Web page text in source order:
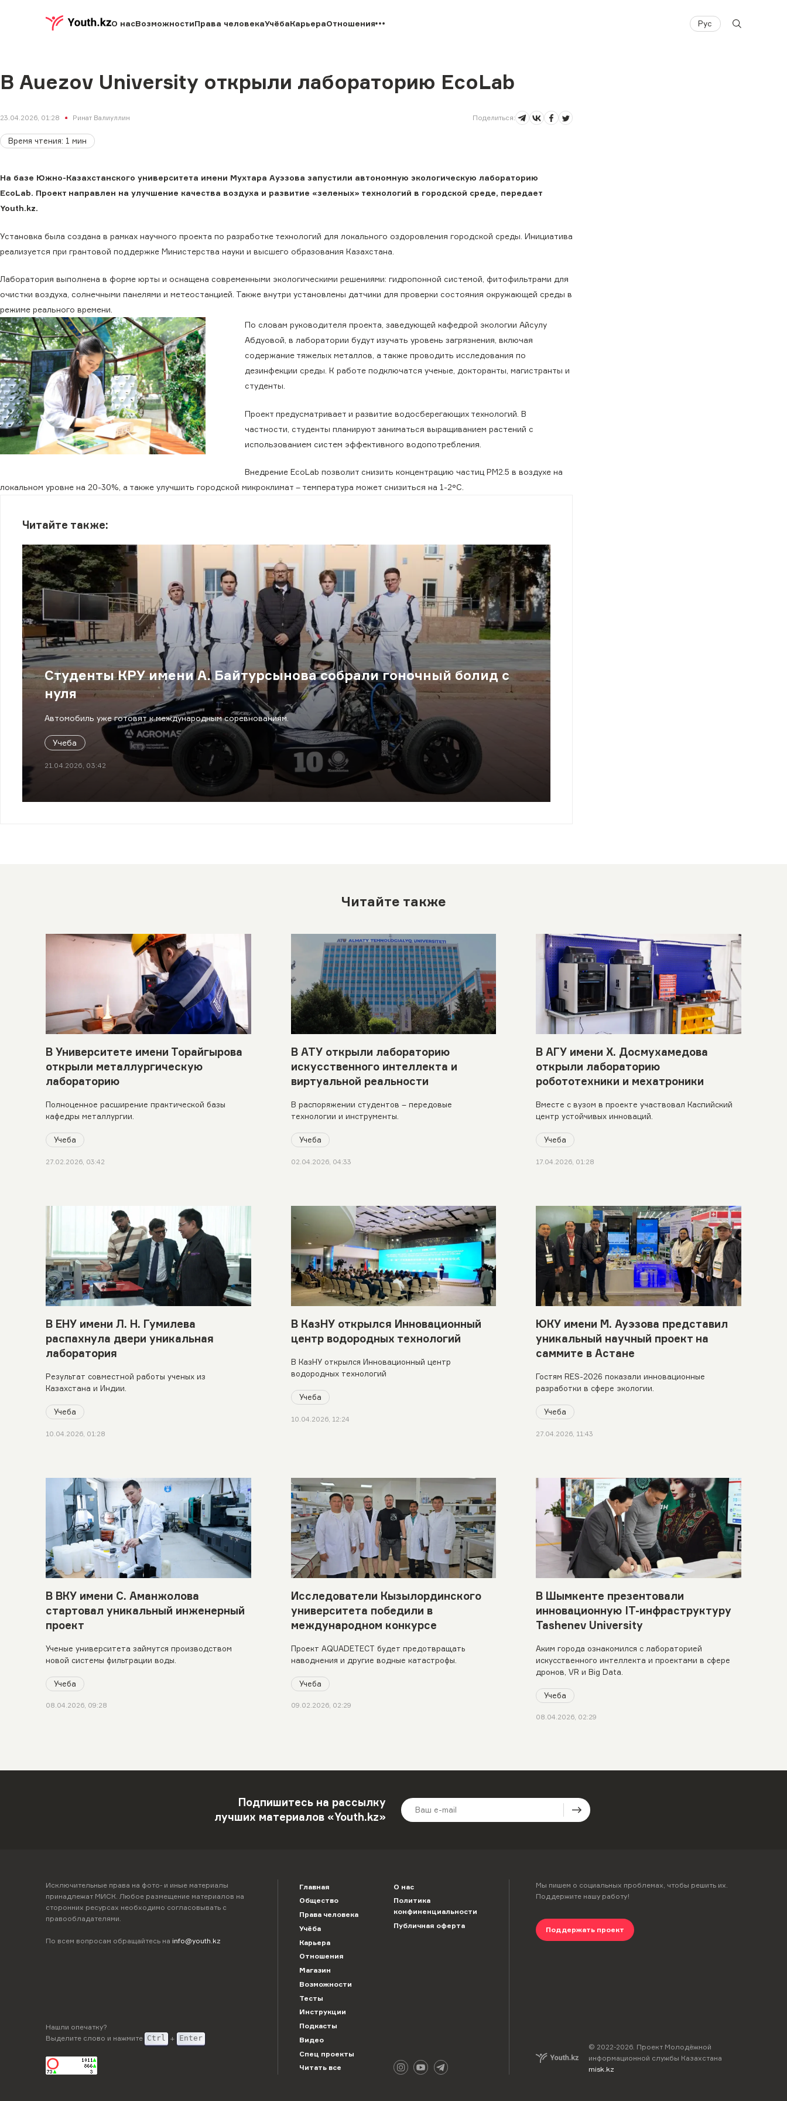
О насВозможностиПрава человекаУчёбаКарьераОтношения Рус
В Auezov University открыли лабораторию EcoLab
23.04.2026, 01:28 Ринат Валиуллин Поделиться:
Время чтения: 1 мин
На базе Южно-Казахстанского университета имени Мухтара Ауэзова запустили автономную экологическую лабораторию
EcoLab. Проект направлен на улучшение качества воздуха и развитие «зеленых» технологий в городской среде, передает
Youth.kz.
Установка была создана в рамках научного проекта по разработке технологий для локального оздоровления городской среды. Инициатива
реализуется при грантовой поддержке Министерства науки и высшего образования Казахстана.
Лаборатория выполнена в форме юрты и оснащена современными экологическими решениями: гидропонной системой, фитофильтрами для
очистки воздуха, солнечными панелями и метеостанцией. Также внутри установлены датчики для проверки состояния окружающей среды в
режиме реального времени.
По словам руководителя проекта, заведующей кафедрой экологии Айсулу
Абдуовой, в лаборатории будут изучать уровень загрязнения, включая
содержание тяжелых металлов, а также проводить исследования по
дезинфекции среды. К работе подключатся ученые, докторанты, магистранты и
студенты.
Проект предусматривает и развитие водосберегающих технологий. В
частности, студенты планируют заниматься выращиванием растений с
использованием систем эффективного водопотребления.
Внедрение EcoLab позволит снизить концентрацию частиц PM2.5 в воздухе на
локальном уровне на 20-30%, а также улучшить городской микроклимат – температура может снизиться на 1-2°C.
Читайте также:
Студенты КРУ имени А. Байтурсынова собрали гоночный болид с
нуля
Автомобиль уже готовят к международным соревнованиям.
Учеба
21.04.2026, 03:42
Читайте также
В Университете имени Торайгырова
открыли металлургическую
лабораторию
Полноценное расширение практической базы
кафедры металлургии.
Учеба
27.02.2026, 03:42
В АТУ открыли лабораторию
искусственного интеллекта и
виртуальной реальности
В распоряжении студентов – передовые
технологии и инструменты.
Учеба
02.04.2026, 04:33
В АГУ имени Х. Досмухамедова
открыли лабораторию
робототехники и мехатроники
Вместе с вузом в проекте участвовал Каспийский
центр устойчивых инноваций.
Учеба
17.04.2026, 01:28
В ЕНУ имени Л. Н. Гумилева
распахнула двери уникальная
лаборатория
Результат совместной работы ученых из
Казахстана и Индии.
Учеба
10.04.2026, 01:28
В КазНУ открылся Инновационный
центр водородных технологий
В КазНУ открылся Инновационный центр
водородных технологий
Учеба
10.04.2026, 12:24
ЮКУ имени М. Ауэзова представил
уникальный научный проект на
саммите в Астане
Гостям RES-2026 показали инновационные
разработки в сфере экологии.
Учеба
27.04.2026, 11:43
В ВКУ имени С. Аманжолова
стартовал уникальный инженерный
проект
Ученые университета займутся производством
новой системы фильтрации воды.
Учеба
08.04.2026, 09:28
Исследователи Кызылординского
университета победили в
международном конкурсе
Проект AQUADETECT будет предотвращать
наводнения и другие водные катастрофы.
Учеба
09.02.2026, 02:29
В Шымкенте презентовали
инновационную IT-инфраструктуру
Tashenev University
Аким города ознакомился с лабораторией
искусственного интеллекта и проектами в сфере
дронов, VR и Big Data.
Учеба
08.04.2026, 02:29
Подпишитесь на рассылку
лучших материалов «Youth.kz»
Исключительные права на фото- и иные материалы
принадлежат МИСК. Любое размещение материалов на
сторонних ресурсах необходимо согласовывать с
правообладателями.
По всем вопросам обращайтесь на info@youth.kz
Нашли опечатку?
Выделите слово и нажмите Ctrl + Enter
Главная
Общество
Права человека
Учёба
Карьера
Отношения
Магазин
Возможности
Тесты
Инструкции
Подкасты
Видео
Спец проекты
Читать все
О нас
Политика
конфиненциальности
Публичная оферта
Мы пишем о социальных проблемах, чтобы решить их.
Поддержите нашу работу!
Поддержать проект
© 2022-2026 Проект Молодёжной
информационной службы Казахстана
misk.kz